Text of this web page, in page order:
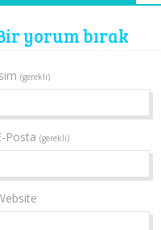
yorum bırak
(gerekli)
Posta (gerekli)